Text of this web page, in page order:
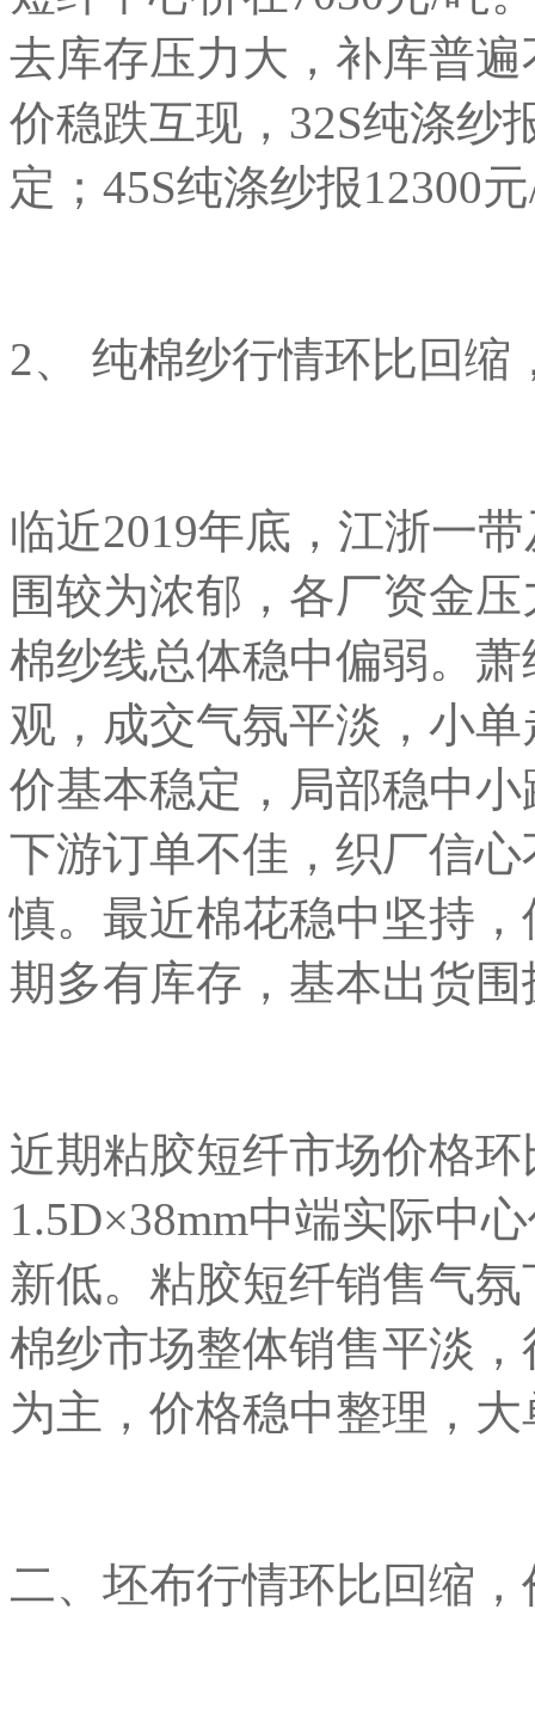
去库存压力大，补库普
价稳跌互现，32S纯涤纱
定；45S纯涤纱报12300
2、 纯棉纱行情环比回缩
临近2019年底，江浙一
围较为浓郁，各厂资金
棉纱线总体稳中偏弱。
观，成交气氛平淡，小
价基本稳定，局部稳中
下游订单不佳，织厂信
慎。最近棉花稳中坚持
期多有库存，基本出货
近期粘胶短纤市场价格
1.5D×38mm中端实际中
新低。粘胶短纤销售气
棉纱市场整体销售平淡
为主，价格稳中整理，
二、坯布行情环比回缩